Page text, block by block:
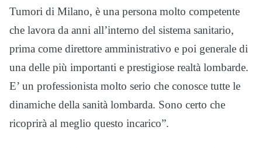
Tumori di Milano, è una persona molto competente
che lavora da anni all’interno del sistema sanitario,
prima come direttore amministrativo e poi generale di
una delle più importanti e prestigiose realtà lombarde.
E’ un professionista molto serio che conosce tutte le
dinamiche della sanità lombarda. Sono certo che
ricoprirà al meglio questo incarico”.